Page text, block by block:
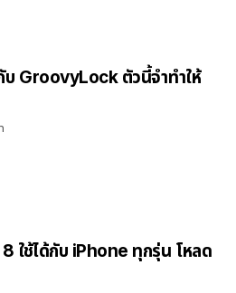
บ GroovyLock ตัวนี้จำทำให้
ใช้ได้กับ iPhone ทุกรุ่น โหลด